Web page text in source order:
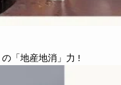
の「地産地消」力 !